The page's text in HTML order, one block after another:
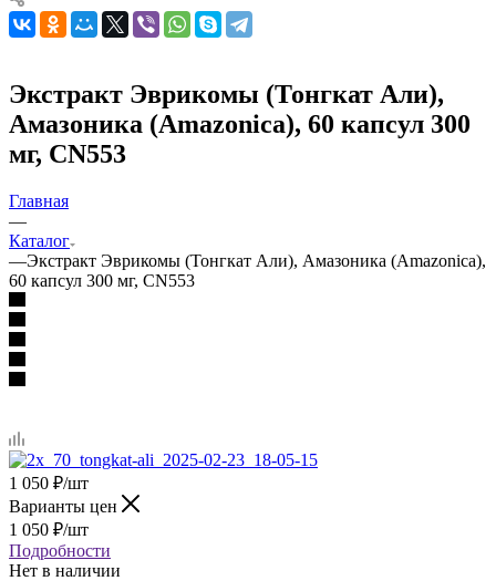
Экстракт Эврикомы (Тонгкат Али),
Амазоника (Amazonica), 60 капсул 300
мг, CN553
Главная
—
Каталог
—Экстракт Эврикомы (Тонгкат Али), Амазоника (Amazonica),
60 капсул 300 мг, CN553
1 050 ₽/шт
Варианты цен
1 050 ₽/шт
Подробности
Нет в наличии